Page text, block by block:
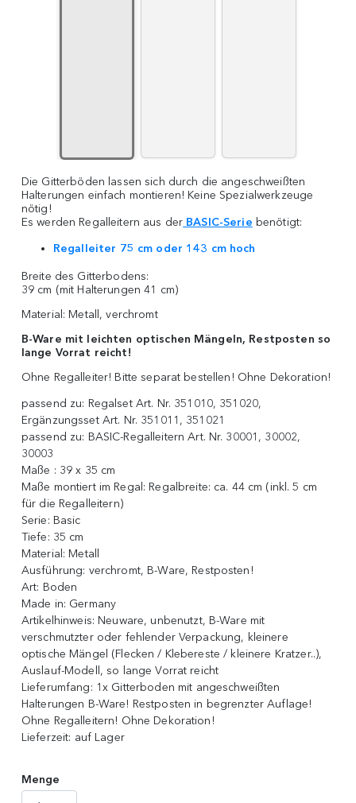
Die Gitterböden lassen sich durch die angeschweißten
Halterungen einfach montieren! Keine Spezialwerkzeuge
nötig!
Es werden Regalleitern aus der BASIC-Serie benötigt:
Regalleiter 75 cm oder 143 cm hoch
Breite des Gitterbodens:
39 cm (mit Halterungen 41 cm)
Material: Metall, verchromt
B-Ware mit leichten optischen Mängeln, Restposten so
lange Vorrat reicht!
Ohne Regalleiter! Bitte separat bestellen! Ohne Dekoration!
passend zu: Regalset Art. Nr. 351010, 351020,
Ergänzungsset Art. Nr. 351011, 351021
passend zu: BASIC-Regalleitern Art. Nr. 30001, 30002,
30003
Maße : 39 x 35 cm
Maße montiert im Regal: Regalbreite: ca. 44 cm (inkl. 5 cm
für die Regalleitern)
Serie: Basic
Tiefe: 35 cm
Material: Metall
Ausführung: verchromt, B-Ware, Restposten!
Art: Boden
Made in: Germany
Artikelhinweis: Neuware, unbenutzt, B-Ware mit
verschmutzter oder fehlender Verpackung, kleinere
optische Mängel (Flecken / Klebereste / kleinere Kratzer..),
Auslauf-Modell, so lange Vorrat reicht
Lieferumfang: 1x Gitterboden mit angeschweißten
Halterungen B-Ware! Restposten in begrenzter Auflage!
Ohne Regalleitern! Ohne Dekoration!
Lieferzeit: auf Lager
Menge